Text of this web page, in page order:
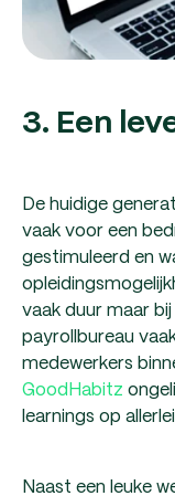
3. Een
De huidige
vaak voor een
gestimuleerd en
vaak duur maar
payrollbureau
medewerkers
GoodHabitz
learnings op
Naast een leuke